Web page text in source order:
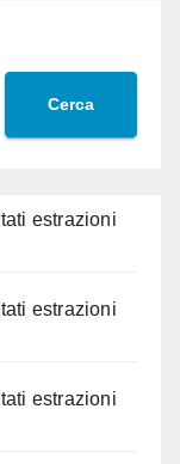
Cerca
estrazioni
estrazioni
estrazioni